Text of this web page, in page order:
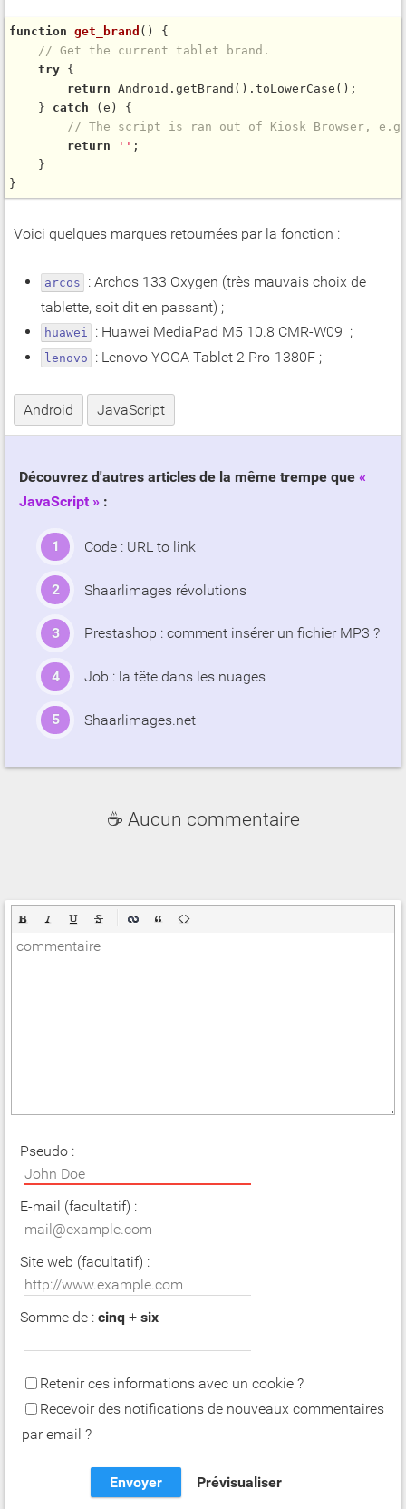
function get_brand () {
// Get the current tablet brand.
try {
return Android. getBrand (). toLowerCase ();
    }
catch (e) {
// The script is ran out of Kiosk Browser,
return
'' ;
    }
Voici quelques marques retournées par la fonction :
arcos
: Archos 133 Oxygen (très mauvais choix de
tablette, soit dit en passant) ;
huawei : Huawei MediaPad M5 10.8 CMR-W09 ;
lenovo : Lenovo YOGA Tablet 2 Pro-1380F ;
Android JavaScript
Découvrez d'autres articles de la même trempe que
JavaScript
:
Code : URL to link
Shaarlimages révolutions
Prestashop : comment insérer un fichier MP3 ?
Job : la tête dans les nuages
Shaarlimages.net
☕ Aucun commentaire
Pseudo :
E-mail (facultatif) :
Site web (facultatif) :
Somme de : cinq + six
Retenir ces informations avec un cookie ?
Recevoir des notifications de nouveaux commentaires
par email ?